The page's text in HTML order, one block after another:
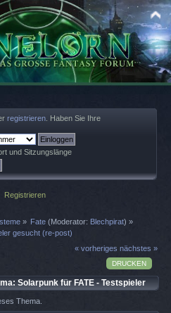
registrieren . Haben Sie Ihre
und Sitzungslänge
Registrieren
» Fate (Moderator: Blechpirat) »
gesucht (re-post)
« vorheriges nächstes »
DRUCKEN
Solarpunk für FATE - Testspieler
mal)
Thema.